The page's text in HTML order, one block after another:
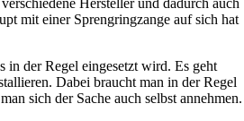
mit einer Sprengringzange auf sich hat
in der Regel eingesetzt wird. Es geht
Dabei braucht man in der Regel
sich der Sache auch selbst annehmen.